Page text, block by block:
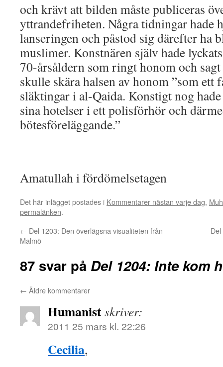
och krävt att bilden måste publiceras
yttrandefriheten. Några tidningar hade
lanseringen och påstod sig därefter ha
muslimer. Konstnären själv hade
70-årsåldern som ringt honom och
skulle skära halsen av honom ”som ett
släktingar i al-Qaida. Konstigt nog
sina hotelser i ett polisförhör och
bötesföreläggande.”
Amatullah i fördömelsetagen
Det här inlägget postades i Kommentarer nästan varje dag,
permalänken.
← Del 1203: Den överlägsna visualiteten från
Malmö
87 svar på Del 1204: Inte kom
← Äldre kommentarer
Humanistskriver:
2011 25 mars kl. 22:26
Cecilia,